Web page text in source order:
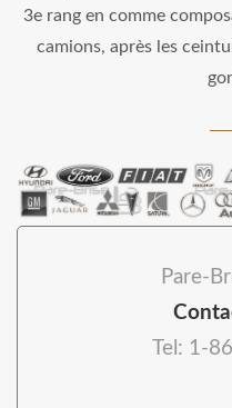
3e rang en comme
camions, après les
Pare-
Tel: 1-